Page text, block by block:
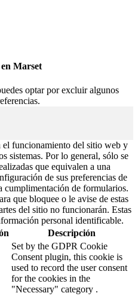
Marset
optar por excluir algunos
el funcionamiento del sitio web y
sistemas. Por lo general, sólo se
que equivalen a una
de sus preferencias de
cumplimentación de formularios.
que bloquee o le avise de estas
del sitio no funcionarán. Estas
personal identificable.
Descripción
Set by the GDPR Cookie
Consent plugin, this cookie is
used to record the user consent
for the cookies in the
"Necessary" category .